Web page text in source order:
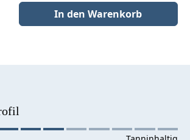
den gewünschten Wert ein oder benutze
In den Warenkorb